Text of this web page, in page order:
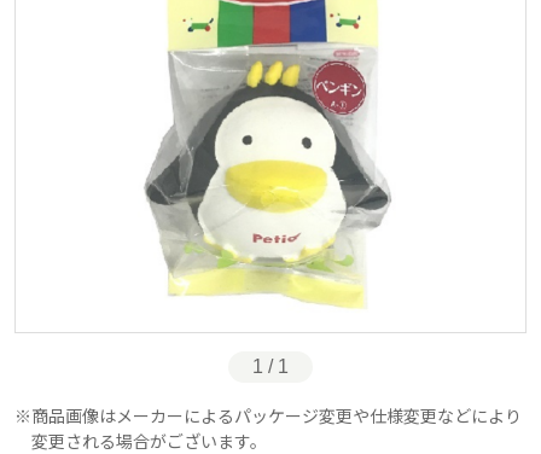
1 / 1
商品画像はメーカーによるパッケージ変更や仕様変更などにより
変更される場合がございます。